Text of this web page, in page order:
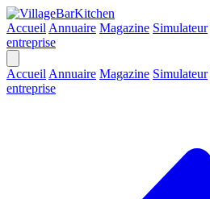
Accueil Annuaire Magazine Simulateur
entreprise
Accueil Annuaire Magazine Simulateur
entreprise